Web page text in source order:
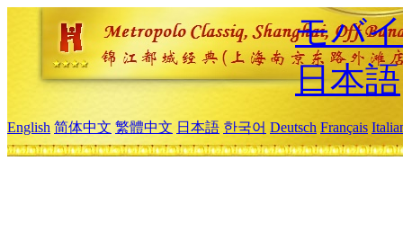
モバ
日本語
English 简体中文 繁體中文 日本語 한국어 Deutsch Français